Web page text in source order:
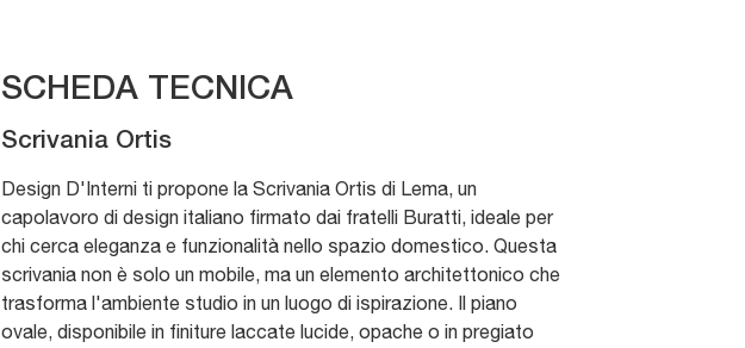
SCHEDA TECNICA
Scrivania Ortis
Design D'Interni ti propone la Scrivania Ortis di Lema, un
capolavoro di design italiano firmato dai fratelli Buratti, ideale per
chi cerca eleganza e funzionalità nello spazio domestico. Questa
scrivania non è solo un mobile, ma un elemento architettonico che
trasforma l'ambiente studio in un luogo di ispirazione. Il piano
ovale, disponibile in finiture laccate lucide, opache o in pregiato